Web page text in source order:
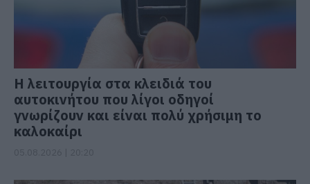
Η λειτουργία στα κλειδιά του
αυτοκινήτου που λίγοι οδηγοί
γνωρίζουν και είναι πολύ χρήσιμη το
καλοκαίρι